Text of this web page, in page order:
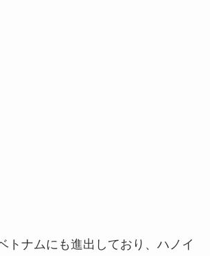
トナムにも進出しており、ハノイ